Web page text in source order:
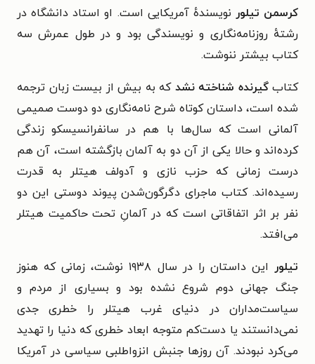
کرسمن تیلور نویسندهٔ آمریکایی است. او استاد دانشگاه در
رشتهٔ روزنامه‌نگاری و نویسندگی بود و در طول عمرش سه
کتاب بیشتر ننوشت.
کتابگیرنده شناخته نشد که به بیش از بیست زبان ترجمه
شده است، داستان کوتاه شرح نامه‌نگاری دو دوست صمیمی
آلمانی است که سال‌ها با هم در سانفرانسیسکو زندگی
کرده‌اند و حالا یکی از آن دو به آلمان بازگشته است، آن هم
درست زمانی که حزب نازی و آدولف هیتلر به قدرت
رسیده‌اند. کتاب ماجرای دگرگون‌شدن پیوند دوستی این دو
نفر بر اثر اتفاقاتی است که در آلمانِ تحت حاکمیت هیتلر
می‌افتد.
تیلور
این داستان را در سال ۱۹۳۸ نوشت، زمانی که هنوز
جنگ جهانی دوم شروع نشده بود و بسیاری از مردم و
سیاست‌مداران در دنیای غرب هیتلر را خطری جدی
نمی‌دانستند یا دست‌کم متوجه ابعاد خطری که دنیا را تهدید
می‌کرد نبودند. آن روزها جنبش انزواطلبی سیاسی در آمریکا